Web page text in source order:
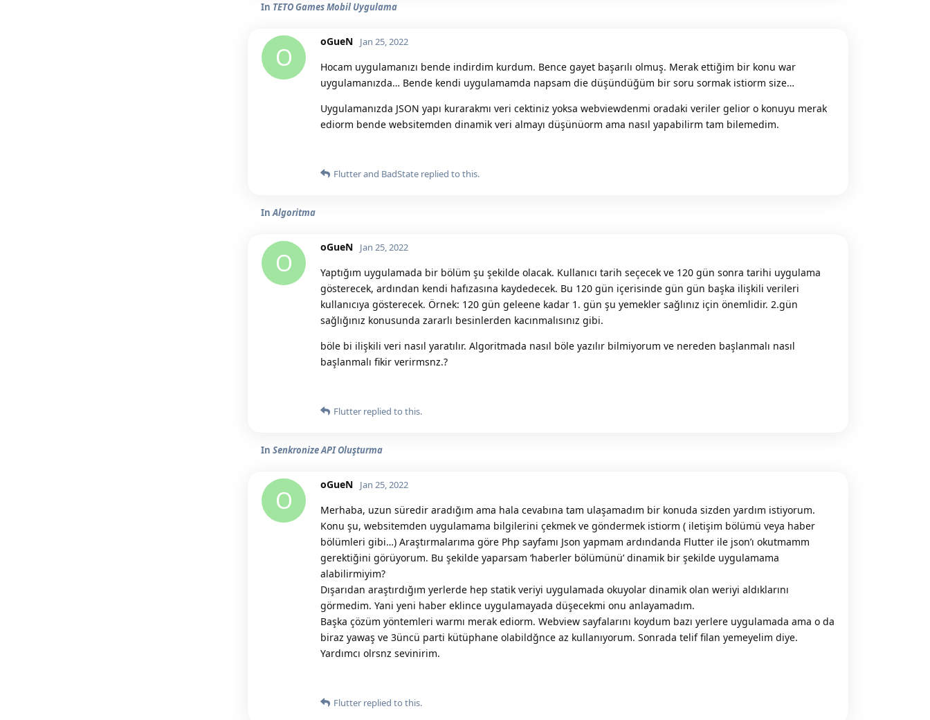
In TETO Games Mobil Uygulama
O
oGueN Jan 25, 2022
Hocam uygulamanızı bende indirdim kurdum. Bence gayet başarılı olmuş. Merak ettiğim bir konu war
uygulamanızda… Bende kendi uygulamamda napsam die düşündüğüm bir soru sormak istiorm size…
Uygulamanızda JSON yapı kurarakmı veri cektiniz yoksa webviewdenmi oradaki veriler gelior o konuyu merak
ediorm bende websitemden dinamik veri almayı düşünüorm ama nasıl yapabilirm tam bilemedim.
Flutterand BadState replied to this.
InAlgoritma
O
oGueN Jan 25, 2022
Yaptığım uygulamada bir bölüm şu şekilde olacak. Kullanıcı tarih seçecek ve 120 gün sonra tarihi uygulama
gösterecek, ardından kendi hafızasına kaydedecek. Bu 120 gün içerisinde gün gün başka ilişkili verileri
kullanıcıya gösterecek. Örnek: 120 gün geleene kadar 1. gün şu yemekler sağlınız için önemlidir. 2.gün
sağlığınız konusunda zararlı besinlerden kacınmalısınız gibi.
böle bi ilişkili veri nasıl yaratılır. Algoritmada nasıl böle yazılır bilmiyorum ve nereden başlanmalı nasıl
başlanmalı fikir verirmsnz.?
Flutter replied to this.
In Senkronize API Oluşturma
O
oGueN Jan 25, 2022
Merhaba, uzun süredir aradığım ama hala cevabına tam ulaşamadım bir konuda sizden yardım istiyorum.
Konu şu, websitemden uygulamama bilgilerini çekmek ve göndermek istiorm ( iletişim bölümü veya haber
bölümleri gibi…) Araştırmalarıma göre Php sayfamı Json yapmam ardındanda Flutter ile json’ı okutmamm
gerektiğini görüyorum. Bu şekilde yaparsam ‘haberler bölümünü’ dinamik bir şekilde uygulamama
alabilirmiyim?
Dışarıdan araştırdığım yerlerde hep statik veriyi uygulamada okuyolar dinamik olan weriyi aldıklarını
görmedim. Yani yeni haber eklince uygulamayada düşecekmi onu anlayamadım.
Başka çözüm yöntemleri warmı merak ediorm. Webview sayfalarını koydum bazı yerlere uygulamada ama o da
biraz yawaş ve 3üncü parti kütüphane olabildğnce az kullanıyorum. Sonrada telif filan yemeyelim diye.
Yardımcı olrsnz sevinirim.
Flutter replied to this.